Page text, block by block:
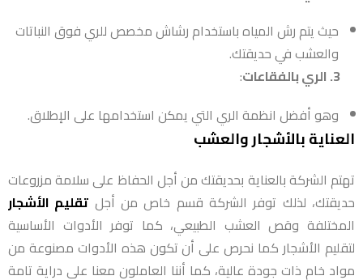
حيث يتم رش المياه باستخدام رشاش مخصص للري فوق النباتات
والعشب في حديقتك.
:
وهو أفضل انظمة الري التي يمكن استخدامها على الإطلاق.
العناية بالأشجار والعشب
تهتم الشركة بالعناية بحديقتك من أجل الحفاظ على سلامة مزروعات
حديقتك، لذلك توفر الشركة قسم خاص من أجل تقليم الأشجار
المختلفة وقص العشب الطبيعي، كما توفر الأدوات الأساسية
لتقليم الأشجار كما نحرص على أن تكون هذه الأدوات مصنوعة من
مواد خام ذات جودة عالية، كما أننا العاملون معنا على دراية تامة